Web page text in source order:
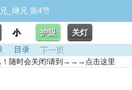
_继兄 第4节
小 护眼
关灯
目录
下一页
！随时会关闭!请到→→→点击这里